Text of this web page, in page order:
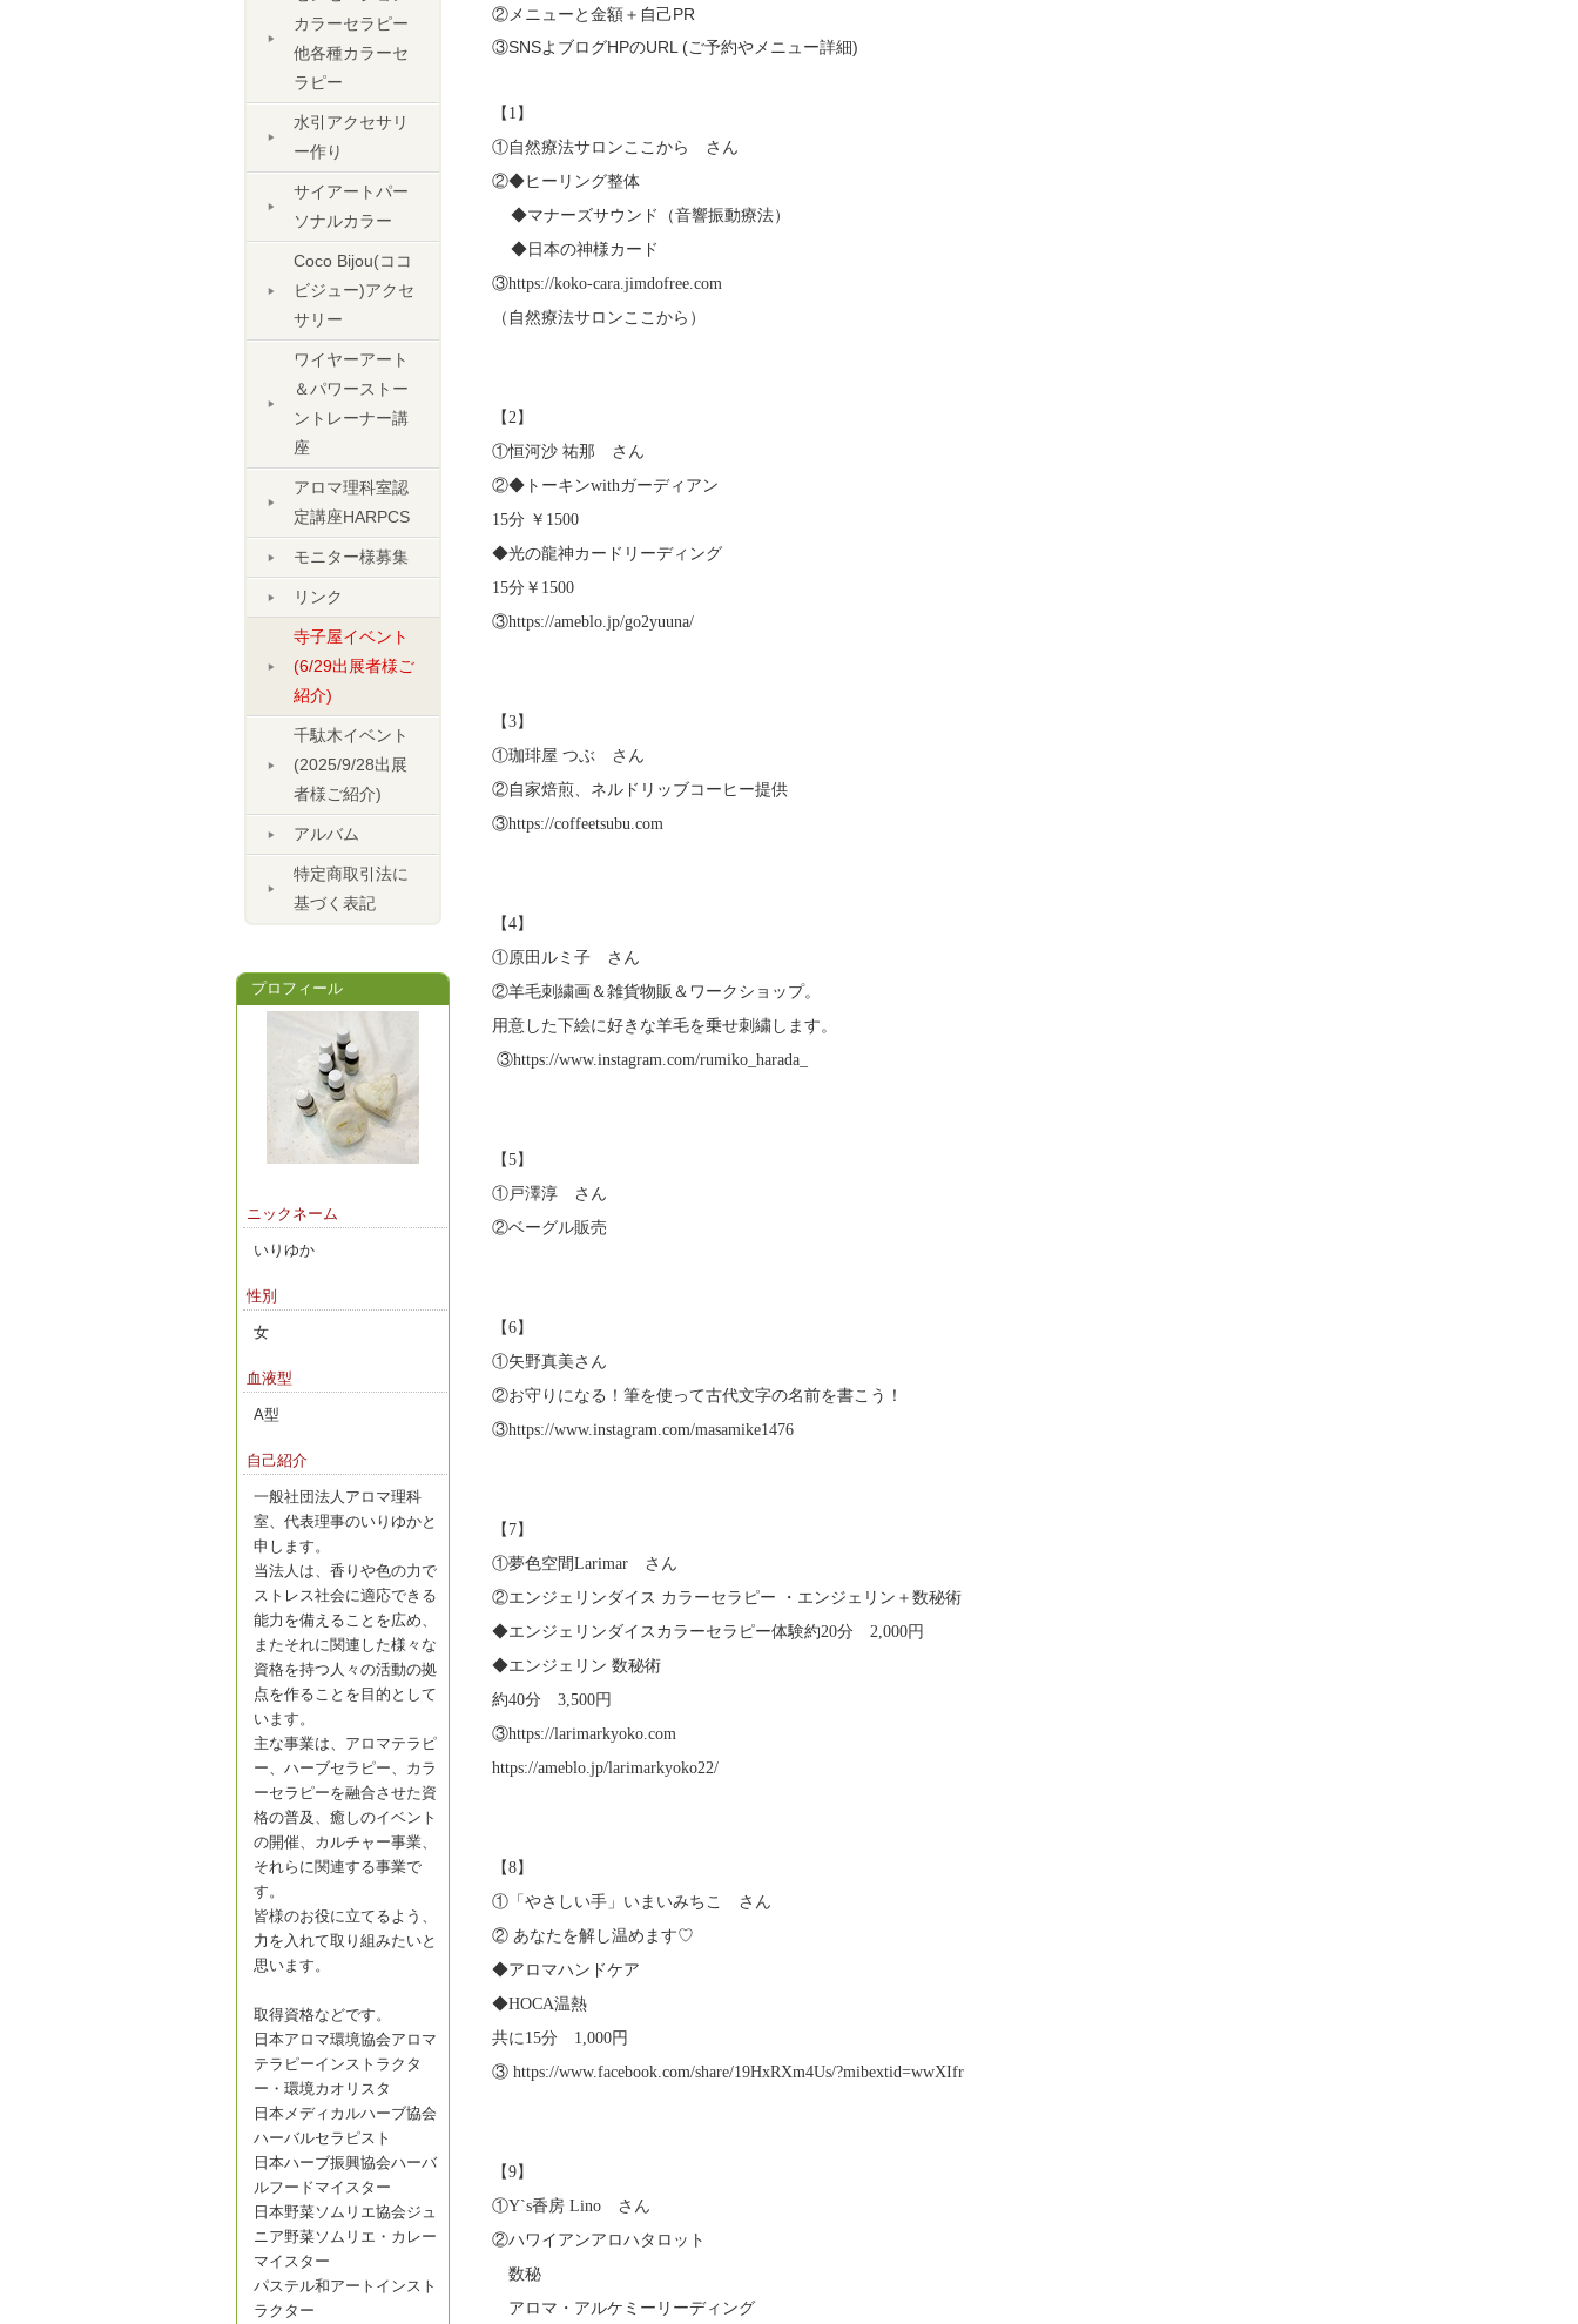
②メニューと金額＋自己PR
③SNSよブログHPのURL (ご予約やメニュー詳細)
【1】
①自然療法サロンここから さん
②◆ヒーリング整体
◆マナーズサウンド（音響振動療法）
◆日本の神様カード
③https://koko-cara.jimdofree.com
（自然療法サロンここから）
【2】
①恒河沙 祐那 さん
②◆トーキンwithガーディアン
15分 ￥1500
◆光の龍神カードリーディング
15分￥1500
③https://ameblo.jp/go2yuuna/
【3】
①珈琲屋 つぶ さん
②自家焙煎、ネルドリッブコーヒー提供
③https://coffeetsubu.com
【4】
①原田ルミ子 さん
②羊毛刺繍画＆雑貨物販＆ワークショップ。
用意した下絵に好きな羊毛を乗せ刺繍します。
③https://www.instagram.com/rumiko_harada_
【5】
①戸澤淳 さん
②ベーグル販売
【6】
①矢野真美さん
②お守りになる！筆を使って古代文字の名前を書こう！
③https://www.instagram.com/masamike1476
【7】
①夢色空間Larimar さん
②エンジェリンダイス カラーセラピー ・エンジェリン＋数秘術
◆エンジェリンダイスカラーセラピー体験約20分 2,000円
◆エンジェリン 数秘術
約40分 3,500円
③https://larimarkyoko.com
https://ameblo.jp/larimarkyoko22/
【8】
①「やさしい手」いまいみちこ さん
② あなたを解し温めます♡
◆アロマハンドケア
◆HOCA温熱
共に15分 1,000円
③ https://www.facebook.com/share/19HxRXm4Us/?mibextid=wwXIfr
【9】
①Y`s香房 Lino さん
②ハワイアンアロハタロット
数秘
アロマ・アルケミーリーディング
カラーセラピー
他各種カラーセ
ラピー
水引アクセサリ
ー作り
サイアートパー
ソナルカラー
Coco Bijou(ココ
ビジュー)アクセ
サリー
ワイヤーアート
＆パワーストー
ントレーナー講
座
アロマ理科室認
定講座HARPCS
モニター様募集
リンク
寺子屋イベント
(6/29出展者様ご
紹介)
千駄木イベント
(2025/9/28出展
者様ご紹介)
アルバム
特定商取引法に
基づく表記
プロフィール
ニックネーム
いりゆか
性別
女
血液型
A型
自己紹介
一般社団法人アロマ理科
室、代表理事のいりゆかと
申します。
当法人は、香りや色の力で
ストレス社会に適応できる
能力を備えることを広め、
またそれに関連した様々な
資格を持つ人々の活動の拠
点を作ることを目的として
います。
主な事業は、アロマテラピ
ー、ハーブセラピー、カラ
ーセラピーを融合させた資
格の普及、癒しのイベント
の開催、カルチャー事業、
それらに関連する事業で
す。
皆様のお役に立てるよう、
力を入れて取り組みたいと
思います。
取得資格などです。
日本アロマ環境協会アロマ
テラピーインストラクタ
ー・環境カオリスタ
日本メディカルハーブ協会
ハーバルセラピスト
日本ハーブ振興協会ハーバ
ルフードマイスター
日本野菜ソムリエ協会ジュ
ニア野菜ソムリエ・カレー
マイスター
パステル和アートインスト
ラクター